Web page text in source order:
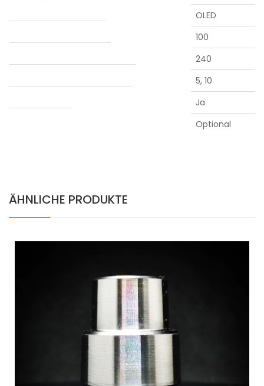
OLED
100
240
5, 10
Ja
Optional
ÄHNLICHE PRODUKTE